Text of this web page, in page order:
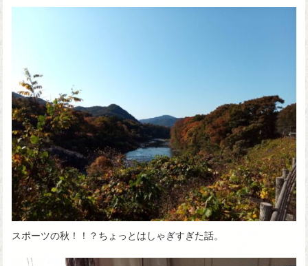
スポーツの秋！！？ちょっとはしゃぎすぎた話。